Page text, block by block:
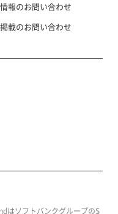
報のお問い合わせ
載のお問い合わせ
はソフトバンクグループのS